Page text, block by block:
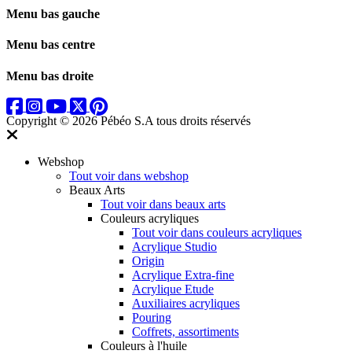
Menu bas gauche
Menu bas centre
Menu bas droite
Copyright © 2026 Pébéo S.A tous droits réservés
Webshop
Tout voir dans webshop
Beaux Arts
Tout voir dans beaux arts
Couleurs acryliques
Tout voir dans couleurs acryliques
Acrylique Studio
Origin
Acrylique Extra-fine
Acrylique Etude
Auxiliaires acryliques
Pouring
Coffrets, assortiments
Couleurs à l'huile